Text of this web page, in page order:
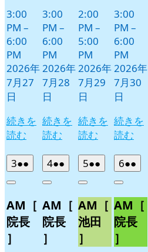
3:00
PM –
6:00
PM
2026年
7月27
日
続きを
読む
3:00
PM –
6:00
PM
2026年
7月28
日
続きを
読む
2:00
PM –
5:00
PM
2026年
7月29
日
続きを
読む
3:00
PM –
6:00
PM
2026年
7月30
日
続きを
読む
32026
年
月
3
日
●●
件
イ
ベ
Close
AM［
院長
］
42026
年
月
4
日
●●
件
イ
ベ
Close
AM［
院長
］
52026
年
月
5
日
●●
件
イ
ベ
ト)
Close
AM［
池田
］
62026
年
月
6
日
●●
件
イ
ベ
ト)
Close
AM［
院長
］